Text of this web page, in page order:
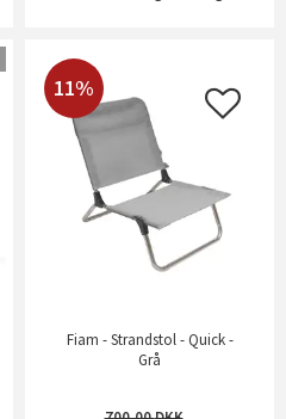
11%
Fiam - Strandstol - Quick -
Grå